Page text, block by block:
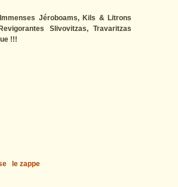
Jéroboams, Kils & Litrons
Slivovitzas, Travaritzas
!!!
le zappe